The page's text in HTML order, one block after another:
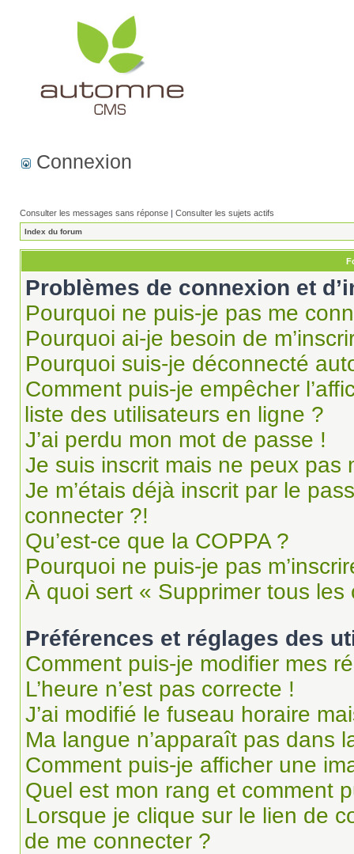
Connexion
Consulter les messages sans réponse | Consulter les sujets actifs
Index du forum
Problèmes de connexion et
Pourquoi ne puis-je pas me
Pourquoi ai-je besoin de
Pourquoi suis-je déconnecté
Comment puis-je empêcher
liste des utilisateurs en ligne ?
J’ai perdu mon mot de passe !
Je suis inscrit mais ne peux pas
Je m’étais déjà inscrit par le
connecter ?!
Qu’est-ce que la COPPA ?
Pourquoi ne puis-je pas
À quoi sert « Supprimer tous
Préférences et réglages des
Comment puis-je modifier mes
L’heure n’est pas correcte !
J’ai modifié le fuseau horaire
Ma langue n’apparaît pas dans
Comment puis-je afficher une
Quel est mon rang et comment
Lorsque je clique sur le lien de
de me connecter ?